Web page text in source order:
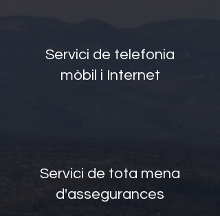
Servici de telefonia
mòbil i Internet
Servici de tota mena
d'assegurances